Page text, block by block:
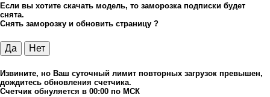
Если вы хотите скачать модель, то заморозка подписки будет
снята.
Снять заморозку и обновить страницу ?
Да Нет
Извините, но Ваш суточный лимит повторных загрузок превышен,
дождитесь обновления счетчика.
Счетчик обнуляется в 00:00 по МСК